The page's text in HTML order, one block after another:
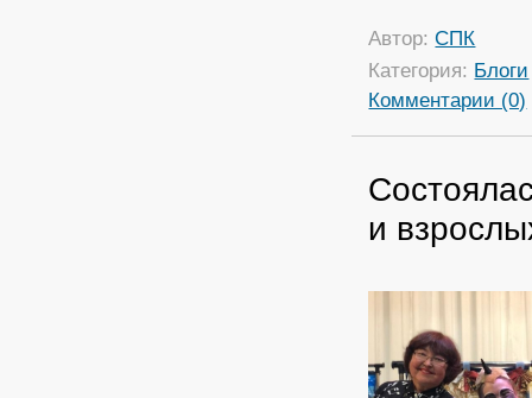
Автор:СПК
Категория: Блоги
Комментарии (0)
и